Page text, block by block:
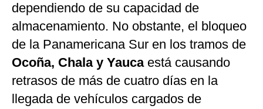
dependiendo de su capacidad de
almacenamiento. No obstante, el bloqueo
de la Panamericana Sur en los tramos de
Ocoña, Chala y Yauca está causando
retrasos de más de cuatro días en la
llegada de vehículos cargados de